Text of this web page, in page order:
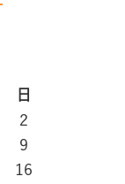
日
2
9
16